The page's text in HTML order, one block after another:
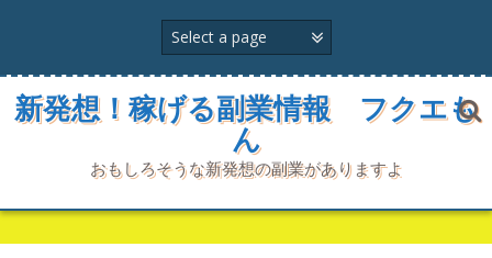
ン
プ
新発想！稼げる副業情報 フクエも
ん
おもしろそうな新発想の副業がありますよ